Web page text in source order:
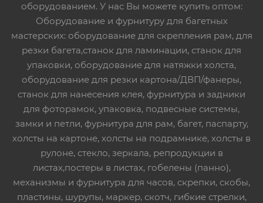
оборудованием. У нас Вы можете купить оптом:
Оборудование и фурнитуру для багетных
мастерских: оборудование для скрепления рам, для
резки багета,станок для ламинации, станок для
упаковки, оборудование для натяжки холста,
оборудование для резки картона/ДВП/фанеры,
станок для нанесения клея, фурнитура и задники
для фоторамок, упаковка, подвесные системы,
замки и петли, фурнитура для рам, багет, паспарту,
холсты на картоне, холсты на подрамнике, холсты в
рулоне, стекло, зеркала, репродукции в
листах,постеры в листах, гобелены (панно),
механизмы и фурнитура для часов, скрепки, скобы,
пластины, шурупы, маркер, скотч, гибкие стрелки,